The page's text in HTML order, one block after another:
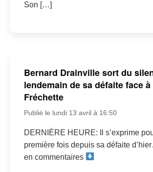
Son […]
Bernard Drainville sort du
lendemain de sa défaite face
Fréchette
Publié le lundi 13 avril à 16:50
DERNIÈRE HEURE: Il s’exprime
première fois depuis sa défaite
en commentaires